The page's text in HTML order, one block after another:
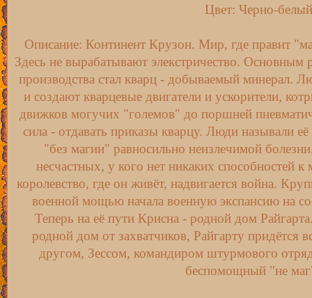
Цвет: Черно-белый
Описание: Континент Крузон. Мир, где правит
Здесь не вырабатывают элекстричество. Основным
производства стал кварц - добываемый минерал.
и создают кварцевые двигатели и ускорители,
движков могучих "големов" до поршней
сила - отдавать приказы кварцу. Люди называли
"без магии" равносильно неизлечимой
несчастных, у кого нет никаких способностей
королевство, где он живёт, надвигается война.
военной мощью начала военную экспансию на
Теперь на её пути Крисна - родной дом
родной дом от захватчиков, Райгарту придётся
другом, Зессом, командиром штурмового
беспомощный "не